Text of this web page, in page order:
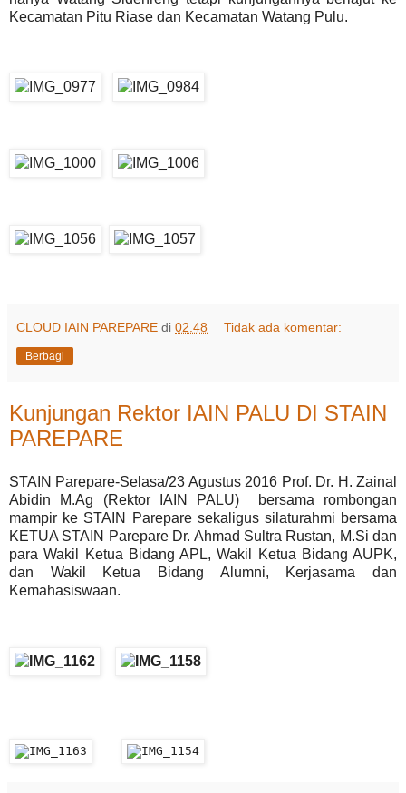
Kecamatan Pitu Riase dan Kecamatan Watang Pulu.
CLOUD IAIN PAREPARE di 02.48 Tidak ada komentar:
Berbagi
Kunjungan Rektor IAIN PALU DI STAIN
PAREPARE
STAIN Parepare-Selasa/23 Agustus 2016 Prof. Dr. H. Zainal
Abidin M.Ag (Rektor IAIN PALU) bersama rombongan
mampir ke STAIN Parepare sekaligus silaturahmi bersama
KETUA STAIN Parepare Dr. Ahmad Sultra Rustan, M.Si dan
para Wakil Ketua Bidang APL, Wakil Ketua Bidang AUPK,
dan Wakil Ketua Bidang Alumni, Kerjasama dan
Kemahasiswaan.